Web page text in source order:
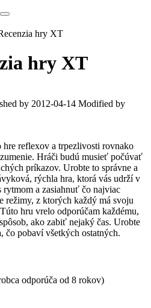
hry XT
hry XT
by 2012-04-14 Modified by
reflexov a trpezlivosti rovnako
Hráči budú musieť počúvať
príkazov. Urobte to správne a
rýchla hra, ktorá vás udrží v
a zasiahnuť čo najviac
režimy, z ktorých každý má svoju
hru vrelo odporúčam každému,
ako zabiť nejaký čas. Urobte
čo pobaví všetkých ostatných.
odporúča od 8 rokov)